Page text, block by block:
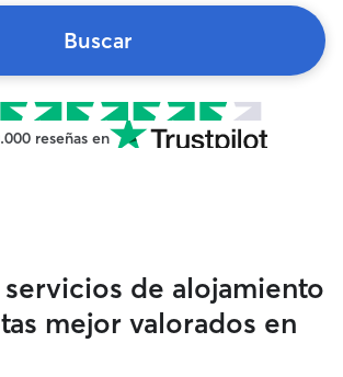
Buscar
reseñas en
servicios de alojamiento
mejor valorados en